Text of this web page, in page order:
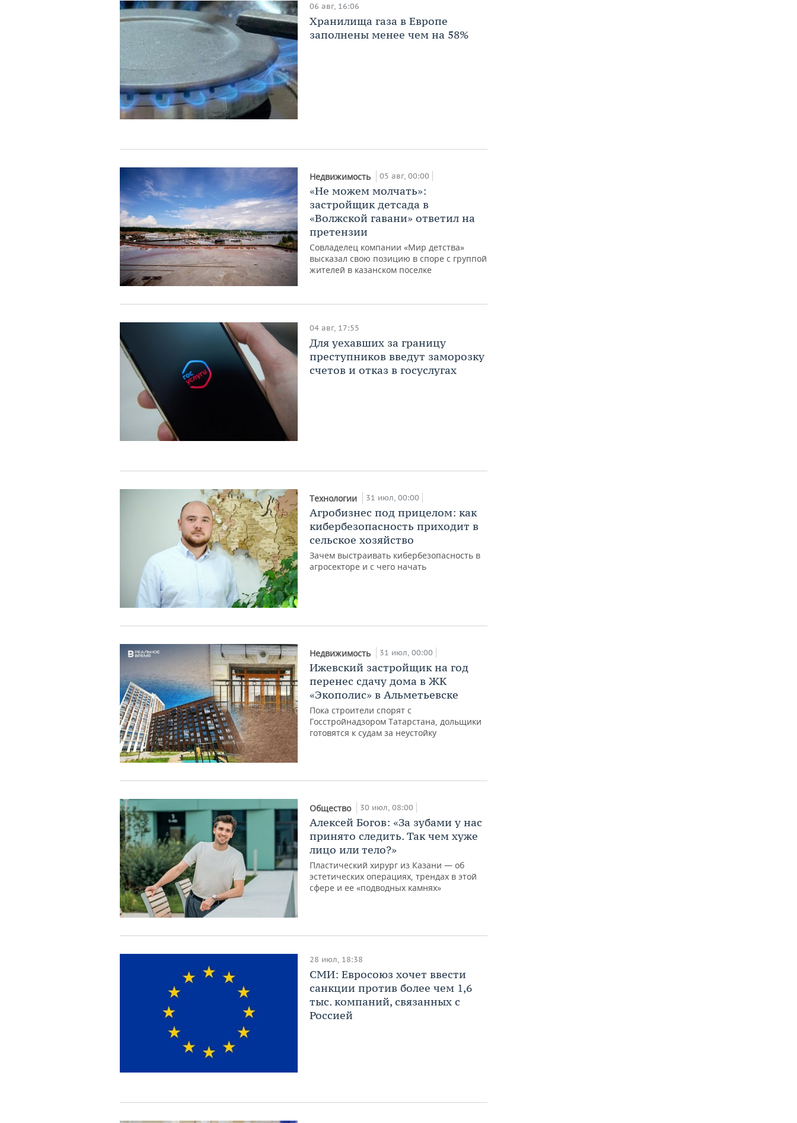
06 авг, 16:06
Хранилища газа в Европе
заполнены менее чем на 58%
Недвижимость 05 авг, 00:00
«Не можем молчать»:
застройщик детсада в
«Волжской гавани» ответил на
претензии
Совладелец компании «Мир детства»
высказал свою позицию в споре с группой
жителей в казанском поселке
04 авг, 17:55
Для уехавших за границу
преступников введут заморозку
счетов и отказ в госуслугах
Технологии 31 июл, 00:00
Агробизнес под прицелом: как
кибербезопасность приходит в
сельское хозяйство
Зачем выстраивать кибербезопасность в
агросекторе и с чего начать
Недвижимость 31 июл, 00:00
Ижевский застройщик на год
перенес сдачу дома в ЖК
«Экополис» в Альметьевске
Пока строители спорят с
Госстройнадзором Татарстана, дольщики
готовятся к судам за неустойку
Общество 30 июл, 08:00
Алексей Богов: «За зубами у нас
принято следить. Так чем хуже
лицо или тело?»
Пластический хирург из Казани — об
эстетических операциях, трендах в этой
сфере и ее «подводных камнях»
28 июл, 18:38
СМИ: Евросоюз хочет ввести
санкции против более чем 1,6
тыс. компаний, связанных с
Россией